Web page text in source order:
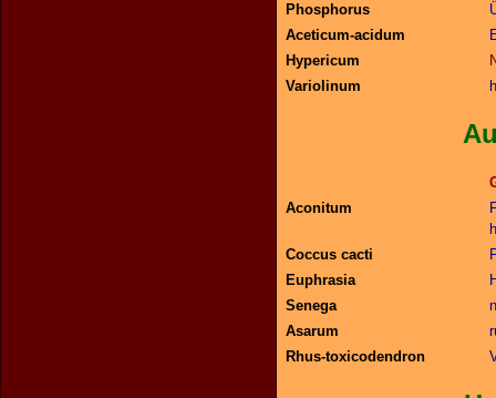
Phosphorus
Aceticum-acidum
Hypericum
Variolinum
Aconitum
Coccus cacti
Euphrasia
Senega
Asarum
Rhus-toxicodendron